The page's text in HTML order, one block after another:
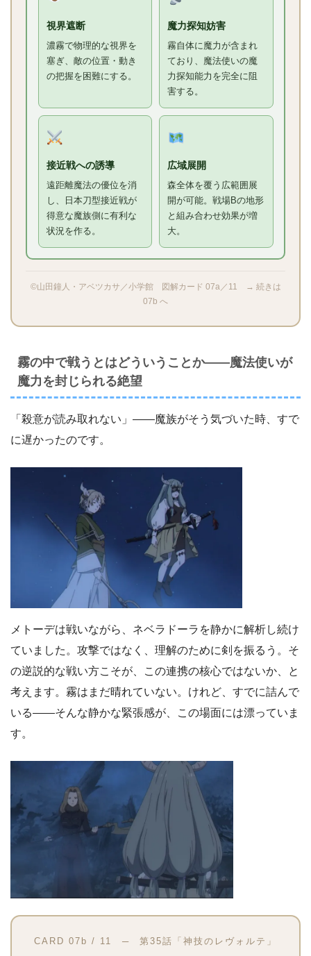
視界遮断
濃霧で物理的な視界を
塞ぎ、敵の位置・動き
の把握を困難にする。
魔力探知妨害
霧自体に魔力が含まれ
ており、魔法使いの魔
力探知能力を完全に阻
害する。
接近戦への誘導
遠距離魔法の優位を消
し、日本刀型接近戦が
得意な魔族側に有利な
状況を作る。
広域展開
森全体を覆う広範囲展
開が可能。戦場Bの地形
と組み合わせ効果が増
大。
©山田鐘人・アベツカサ／小学館 図解カード 07a／11 → 続きは
07b へ
霧の中で戦うとはどういうことか――魔法使いが
魔力を封じられる絶望
「殺意が読み取れない」――魔族がそう気づいた時、すで
に遅かったのです。
メトーデは戦いながら、ネベラドーラを静かに解析し続け
ていました。攻撃ではなく、理解のために剣を振るう。そ
の逆説的な戦い方こそが、この連携の核心ではないか、と
考えます。霧はまだ晴れていない。けれど、すでに詰んで
いる――そんな静かな緊張感が、この場面には漂っていま
す。
CARD 07b / 11 ─ 第35話「神技のレヴォルテ」